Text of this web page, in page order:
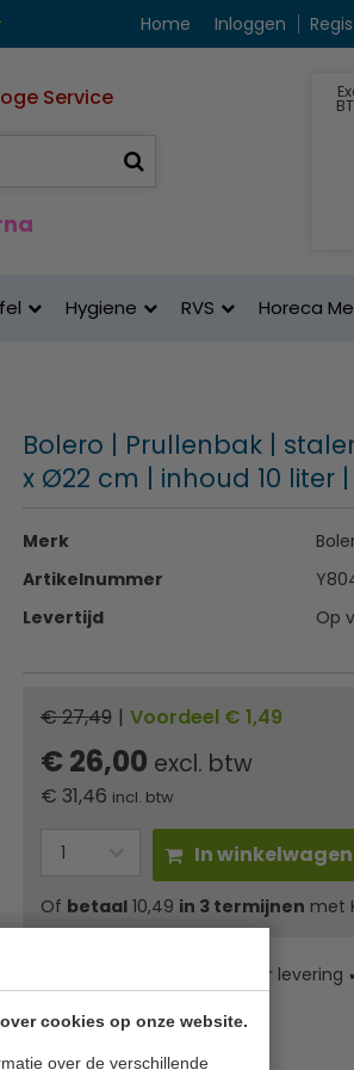
cookies op onze website.
over de verschillende
Home Inloggen
Service
Hygiene RVS Horeca
Bolero | Prullenbak |
x Ø22 cm | inhoud 10 liter |
Merk
Artikelnummer
Levertijd
Op
€ 27,49 | Voordeel € 1,49
€ 26,00 excl. btw
€ 31,46 incl. btw
In
Of betaal10,49 in 3 termijnen met
✔ Gratis verzending* ✔ 24 uur